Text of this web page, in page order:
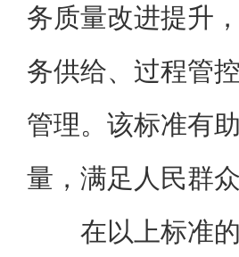
务质量改进提升
务供给、过程管
管理。该标准有
量，满足人民群
在以上标准